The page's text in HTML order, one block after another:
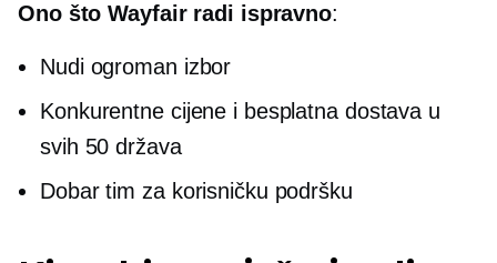
Ono što Wayfair radi ispravno:
Nudi ogroman izbor
Konkurentne cijene i besplatna dostava u
svih 50 država
Dobar tim za korisničku podršku